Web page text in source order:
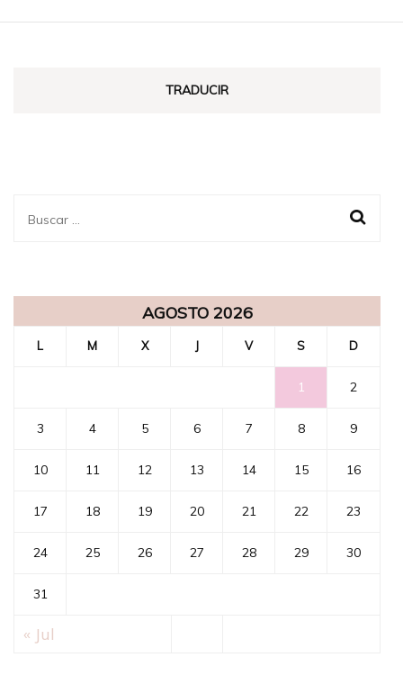
TRADUCIR
Buscar:
AGOSTO 2026
L M X J V S D
1 2
3 4 5 6 7 8 9
10 11 12 13 14 15 16
17 18 19 20 21 22 23
24 25 26 27 28 29 30
31
« Jul